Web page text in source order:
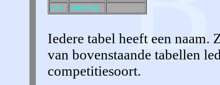
GD
zaterdag
Iedere tabel heeft een naam.
van bovenstaande tabellen
competitiesoort.